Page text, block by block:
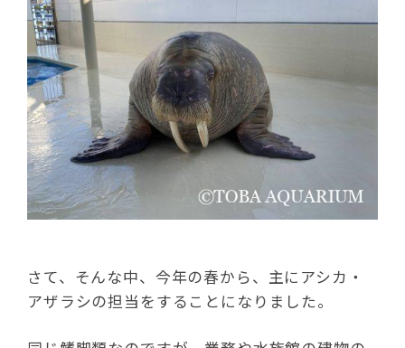
さて、そんな中、今年の春から、主にアシカ・
アザラシの担当をすることになりました。